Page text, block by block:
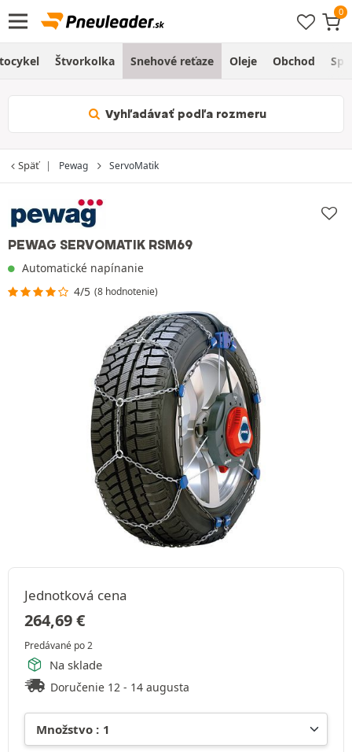
Štvorkolka Snehové reťaze Oleje Obchod
Vyhľadávať podľa rozmeru
Späť Pewag ServoMatik
PEWAG SERVOMATIK RSM69
Automatické napínanie
4/5 (8 hodnotenie)
Jednotková cena
264,69€
Predávané po 2
Na sklade
Doručenie 12 - 14 augusta